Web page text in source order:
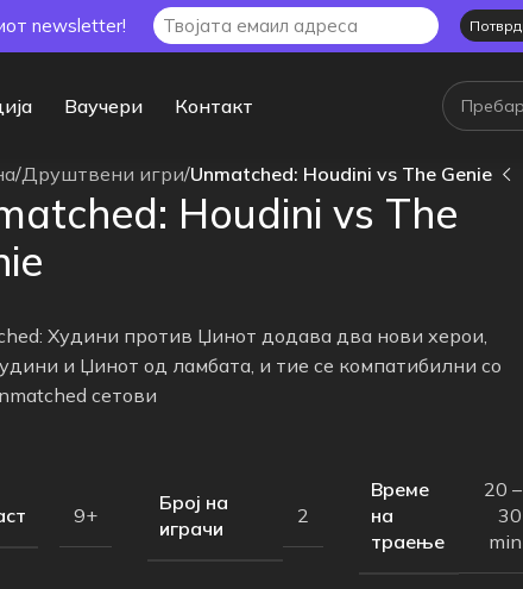
Ваучери Контакт
/Друштвени игри/Unmatched: Houdini vs The Genie
Houdini vs The
Худини против Џинот додава два нови херои,
и Џинот од ламбата, и тие се компатибилни со
сетови
9+
Број на
играчи
2
Време
на
траење
20 –
30
min
newsletter!